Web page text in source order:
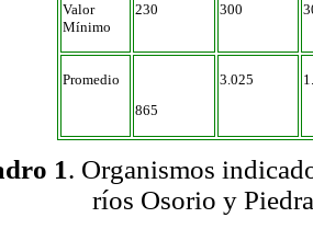
Valor
Mínimo
230 300
Promedio
865
3.025
1. Organismos
ríos Osorio y